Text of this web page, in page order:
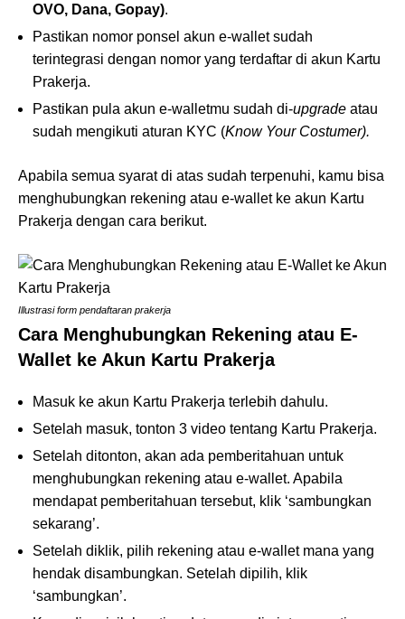
OVO, Dana, Gopay).
Pastikan nomor ponsel akun e-wallet sudah
terintegrasi dengan nomor yang terdaftar di akun Kartu
Prakerja.
Pastikan pula akun e-walletmu sudah di-upgrade atau
sudah mengikuti aturan KYC (Know Your Costumer).
Apabila semua syarat di atas sudah terpenuhi, kamu bisa
menghubungkan rekening atau e-wallet ke akun Kartu
Prakerja dengan cara berikut.
Illustrasi form pendaftaran prakerja
Cara Menghubungkan Rekening atau E-
Wallet ke Akun Kartu Prakerja
Masuk ke akun Kartu Prakerja terlebih dahulu.
Setelah masuk, tonton 3 video tentang Kartu Prakerja.
Setelah ditonton, akan ada pemberitahuan untuk
menghubungkan rekening atau e-wallet. Apabila
mendapat pemberitahuan tersebut, klik ‘sambungkan
sekarang’.
Setelah diklik, pilih rekening atau e-wallet mana yang
hendak disambungkan. Setelah dipilih, klik
‘sambungkan’.